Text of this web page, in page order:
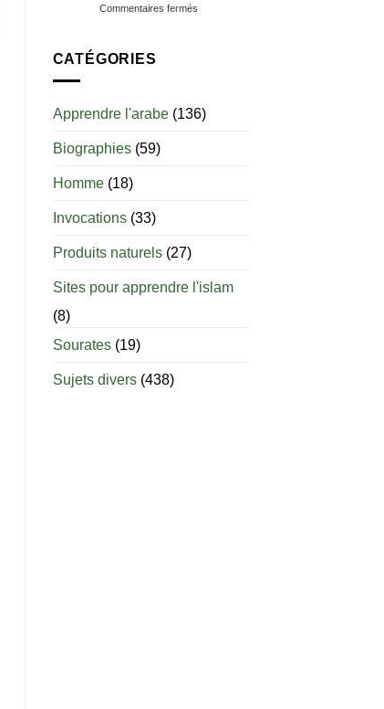
Commentaires ferméssur
:
CATÉGORIES
Apprendre l'arabe(136)
Biographies(59)
Homme(18)
Invocations(33)
Produits naturels(27)
Sites pour apprendre l'islam
(8)
Sourates(19)
Sujets divers(438)